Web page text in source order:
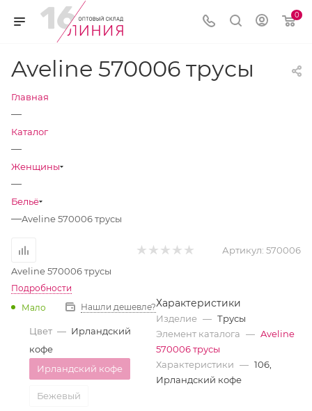
0
Aveline 570006 трусы
Главная
—
Каталог
—
Женщины
—
Бельё
—Aveline 570006 трусы
Артикул: 570006
Aveline 570006 трусы
Подробности
Мало
Нашли дешевле?
Цвет — Ирландский
кофе
Ирландский кофе
Бежевый
Характеристики
Изделие — Трусы
Элемент каталога — Aveline
570006 трусы
Характеристики — 106,
Ирландский кофе